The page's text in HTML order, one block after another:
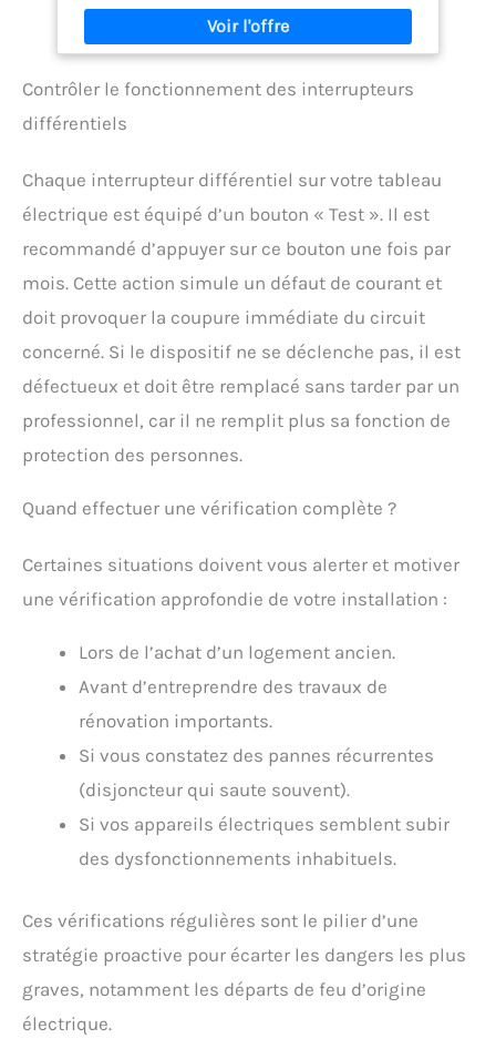
résistance jusqu'à 2 MΩ, effectuer des tests de
diode et de continuité, ainsi que des tests de
batterie 1,5/9 V L'appareil dispose d'un grand écran
d'afficher et de lire les résultats jusqu'en 1999,
protège contre les dommages mécaniques. La
permet une utilisation confortable d'une seule
main. L'appareil est alimenté par une pile AAA 2 x 1,5
V, ce qui prolonge la durée de vie de la batterie
grâce à la fonction d'arrêt automatique. À l'arrière
du boîtier, il y a un support pour régler l'appareil
dans une position qui facilite la lecture des
fixer des câbles et un support pour suspendre le
compteur. Mesure murale Câbles inclus.
Contrôler le fonctionnement des interrupteurs
différentiels
Chaque interrupteur différentiel sur votre tableau
électrique est équipé d’un bouton « Test ». Il est
recommandé d’appuyer sur ce bouton une fois par
mois. Cette action simule un défaut de courant et
doit provoquer la coupure immédiate du circuit
concerné. Si le dispositif ne se déclenche pas, il est
défectueux et doit être remplacé sans tarder par un
professionnel, car il ne remplit plus sa fonction de
protection des personnes.
Quand effectuer une vérification complète ?
Certaines situations doivent vous alerter et motiver
une vérification approfondie de votre installation :
Lors de l’achat d’un logement ancien.
Avant d’entreprendre des travaux de
rénovation importants.
Si vous constatez des pannes récurrentes
(disjoncteur qui saute souvent).
Si vos appareils électriques semblent subir
des dysfonctionnements inhabituels.
Ces vérifications régulières sont le pilier d’une
stratégie proactive pour écarter les dangers les plus
graves, notamment les départs de feu d’origine
électrique.